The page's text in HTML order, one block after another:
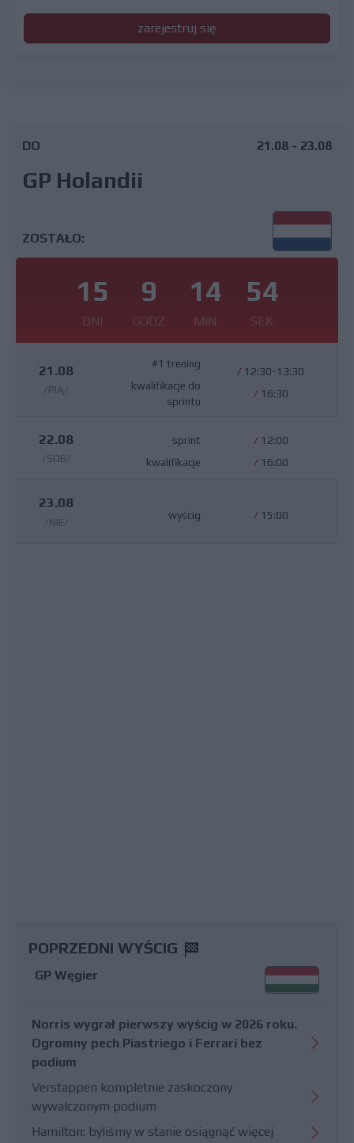
zarejestruj się
DO
GP Holandii
21.08 - 23.08
ZOSTAŁO:
15
DNI
9
GODZ
14
MIN
53
SEK
21.08
/PIĄ/
#1 trening
kwalifikacje do
sprintu
/ 12:30-13:30
/ 16:30
22.08
/SOB/
sprint
kwalifikacje
/ 12:00
/ 16:00
23.08
/NIE/
wyścig / 15:00
POPRZEDNI WYŚCIG
GP Węgier
Norris wygrał pierwszy wyścig w 2026 roku.
Ogromny pech Piastriego i Ferrari bez
podium
Verstappen kompletnie zaskoczony
wywalczonym podium
Hamilton: byliśmy w stanie osiągnąć więcej